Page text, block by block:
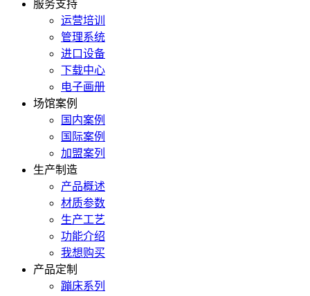
服务支持
运营培训
管理系统
进口设备
下载中心
电子画册
场馆案例
国内案例
国际案例
加盟案列
生产制造
产品概述
材质参数
生产工艺
功能介绍
我想购买
产品定制
蹦床系列